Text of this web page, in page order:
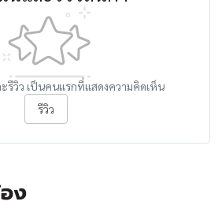
รีวิว เป็นคนแรกที่แสดงความคิดเห็น
รีวิว
ง